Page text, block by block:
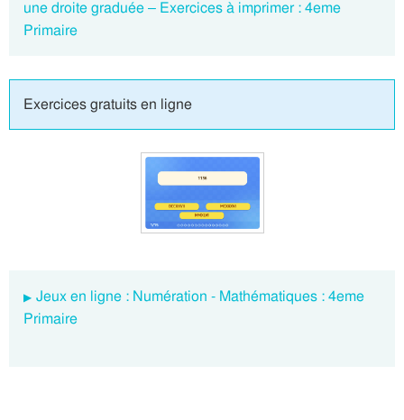
une droite graduée – Exercices à imprimer : 4eme
Primaire
Exercices gratuits en ligne
Jeux en ligne : Numération - Mathématiques : 4eme
Primaire